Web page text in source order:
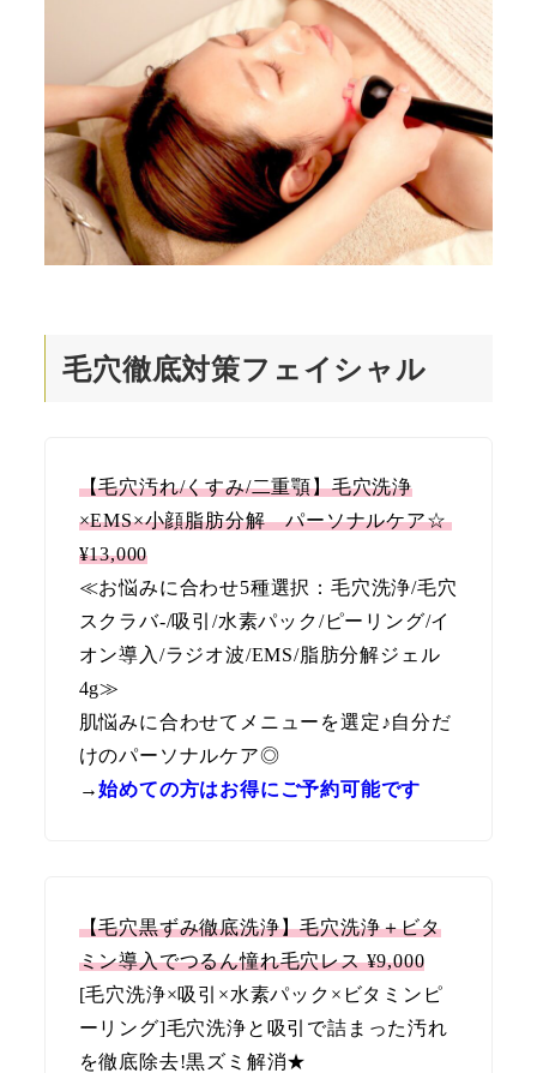
毛穴徹底対策フェイシャル
【毛穴汚れ/くすみ/二重顎】毛穴洗浄
×EMS×小顔脂肪分解　パーソナルケア☆
¥13,000
≪お悩みに合わせ5種選択：毛穴洗浄/毛穴
スクラバ-/吸引/水素パック/ピーリング/イ
オン導入/ラジオ波/EMS/脂肪分解ジェル
4g≫
肌悩みに合わせてメニューを選定♪自分だ
けのパーソナルケア◎
→始めての方はお得にご予約可能です
【毛穴黒ずみ徹底洗浄】毛穴洗浄＋ビタ
ミン導入でつるん憧れ毛穴レス ¥9,000
[毛穴洗浄×吸引×水素パック×ビタミンピ
ーリング]毛穴洗浄と吸引で詰まった汚れ
を徹底除去!黒ズミ解消★